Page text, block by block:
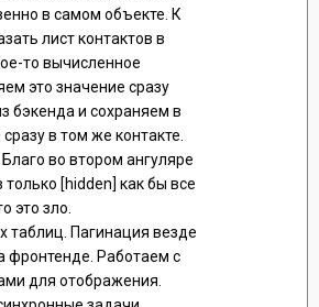
в самом объекте. К
лист контактов в
то вычисленное
это значение сразу
бэкенда и сохраняем в
в том же контакте.
во втором ангуляре
только [hidden] как бы все
это зло.
таблиц. Пагинация везде
фронтенде. Работаем с
для отображения.